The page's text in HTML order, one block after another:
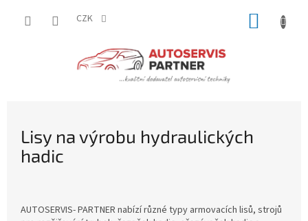
CZK
Lisy na výrobu hydraulických
hadic
AUTOSERVIS- PARTNER nabízí různé typy armovacích lisů, strojů